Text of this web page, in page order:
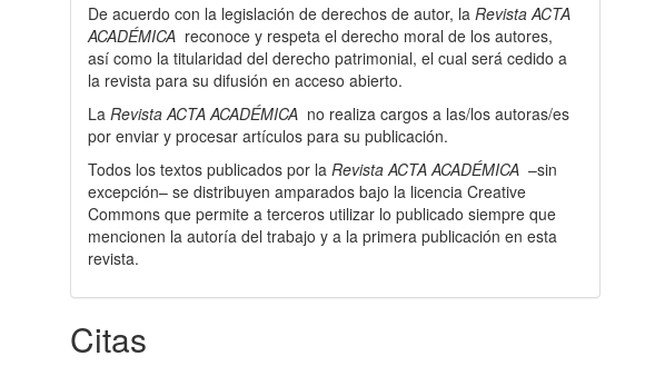
De acuerdo con la legislación de derechos de autor, la Revista ACTA
ACADÉMICA reconoce y respeta el derecho moral de los autores,
así­ como la titularidad del derecho patrimonial, el cual será cedido a
la revista para su difusión en acceso abierto.
La Revista ACTA ACADÉMICA no realiza cargos a las/los autoras/es
por enviar y procesar artí­culos para su publicación.
Todos los textos publicados por la Revista ACTA ACADÉMICA –sin
excepción– se distribuyen amparados bajo la licencia Creative
Commons que permite a terceros utilizar lo publicado siempre que
mencionen la autorí­a del trabajo y a la primera publicación en esta
revista.
Citas